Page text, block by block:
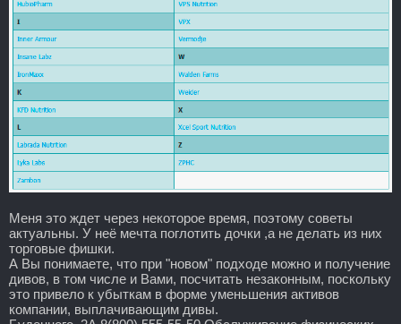
Меня это ждет через некоторое время, поэтому советы
актуальны. У неё мечта поглотить дочки ,а не делать из них
торговые фишки.
А Вы понимаете, что при "новом" подходе можно и получение
дивов, в том числе и Вами, посчитать незаконным, поскольку
это привело к убыткам в форме уменьшения активов
компании, выплачивающим дивы.